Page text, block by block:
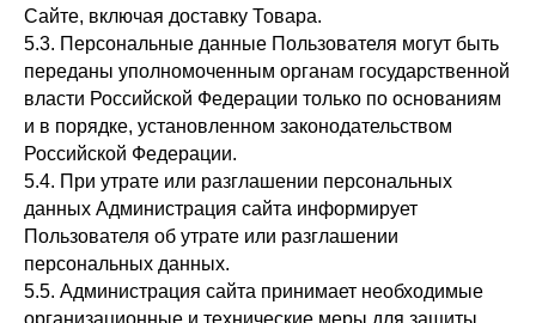
Сайте, включая доставку Товара.
5.3. Персональные данные Пользователя могут быть
переданы уполномоченным органам государственной
власти Российской Федерации только по основаниям
и в порядке, установленном законодательством
Российской Федерации.
5.4. При утрате или разглашении персональных
данных Администрация сайта информирует
Пользователя об утрате или разглашении
персональных данных.
5.5. Администрация сайта принимает необходимые
организационные и технические меры для защиты